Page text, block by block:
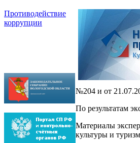
Противодействие
коррупции
№204 и от
По результатам
Материалы
культуры и